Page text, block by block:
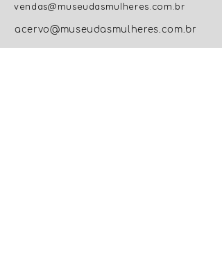
vendas@museudasmulheres.com.br
acervo@museudasmulheres.com.br